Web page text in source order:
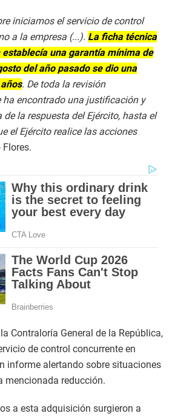
iniciamos el servicio de control
a la empresa (...). La ficha técnica
una garantía mínima de
del año pasado se dio una
. De toda la revisión
ha encontrado una justificación y
de la respuesta del Ejército, hasta el
el Ejército realice las acciones
Flores.
Contraloría General de la República,
de control concurrente en
informe alertando sobre situaciones
mencionada reducción.
a esta adquisición surgieron a